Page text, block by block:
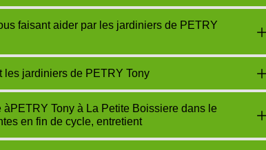
faisant aider par les jardiniers de PETRY
les jardiniers de PETRY Tony
Tony à La Petite Boissiere dans le
en fin de cycle, entretient